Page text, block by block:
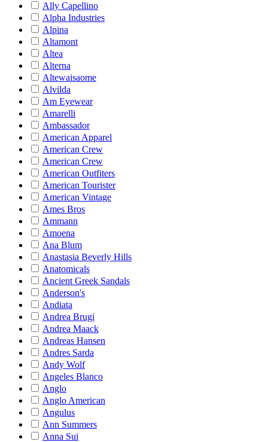
Ally Capellino
Alpha Industries
Alpina
Altamont
Altea
Alterna
Altewaisaome
Alvilda
Am Eyewear
Amarelli
Ambassador
American Apparel
American Crew
American Crew
American Outfiters
American Tourister
American Vintage
Ames Bros
Ammann
Amoena
Ana Blum
Anastasia Beverly Hills
Anatomicals
Ancient Greek Sandals
Anderson's
Andiata
Andrea Brugi
Andrea Maack
Andreas Hansen
Andres Sarda
Andy Wolf
Angeles Blanco
Anglo
Anglo American
Angulus
Ann Summers
Anna Sui